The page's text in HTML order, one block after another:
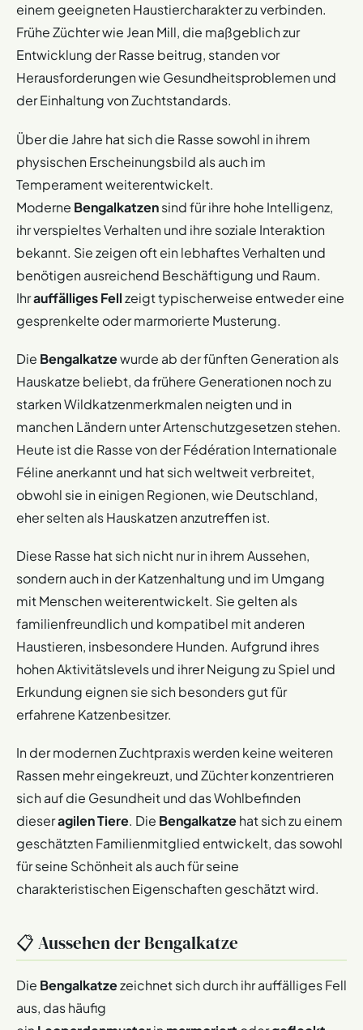
einem geeigneten Haustiercharakter zu verbinden.
Frühe Züchter wie Jean Mill, die maßgeblich zur
Entwicklung der Rasse beitrug, standen vor
Herausforderungen wie Gesundheitsproblemen und
der Einhaltung von Zuchtstandards.
Über die Jahre hat sich die Rasse sowohl in ihrem
physischen Erscheinungsbild als auch im
Temperament weiterentwickelt.
Moderne Bengalkatzensind für ihre hohe Intelligenz,
ihr verspieltes Verhalten und ihre soziale Interaktion
bekannt. Sie zeigen oft ein lebhaftes Verhalten und
benötigen ausreichend Beschäftigung und Raum.
Ihrauffälliges Fellzeigt typischerweise entweder eine
gesprenkelte oder marmorierte Musterung.
Die Bengalkatzewurde ab der fünften Generation als
Hauskatze beliebt, da frühere Generationen noch zu
starken Wildkatzenmerkmalen neigten und in
manchen Ländern unter Artenschutzgesetzen stehen.
Heute ist die Rasse von der Fédération Internationale
Féline anerkannt und hat sich weltweit verbreitet,
obwohl sie in einigen Regionen, wie Deutschland,
eher selten als Hauskatzen anzutreffen ist.
Diese Rasse hat sich nicht nur in ihrem Aussehen,
sondern auch in der Katzenhaltung und im Umgang
mit Menschen weiterentwickelt. Sie gelten als
familienfreundlich und kompatibel mit anderen
Haustieren, insbesondere Hunden. Aufgrund ihres
hohen Aktivitätslevels und ihrer Neigung zu Spiel und
Erkundung eignen sie sich besonders gut für
erfahrene Katzenbesitzer.
In der modernen Zuchtpraxis werden keine weiteren
Rassen mehr eingekreuzt, und Züchter konzentrieren
sich auf die Gesundheit und das Wohlbefinden
dieseragilen Tiere. Die Bengalkatzehat sich zu einem
geschätzten Familienmitglied entwickelt, das sowohl
für seine Schönheit als auch für seine
charakteristischen Eigenschaften geschätzt wird.
📋 Aussehen der Bengalkatze
Die Bengalkatzezeichnet sich durch ihr auffälliges Fell
aus, das häufig